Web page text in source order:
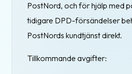
PostNord, och för hjälp med
tidigare DPD-försändelser
PostNords kundtjänst direkt.
Tillkommande avgifter: